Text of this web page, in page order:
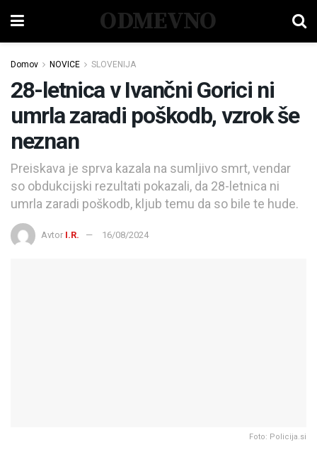
ODMEVNO
Domov NOVICE SLOVENIJA
28-letnica v Ivančni Gorici ni
umrla zaradi poškodb, vzrok še
neznan
Preiskava je sprva kazala na sumljivo smrt, vendar
so obdukcijski rezultati pokazali, da 28-letnica ni
umrla zaradi poškodb, kljub temu da so bile te hude.
Avtor I.R. 16/08/2024
Foto: Policija.si